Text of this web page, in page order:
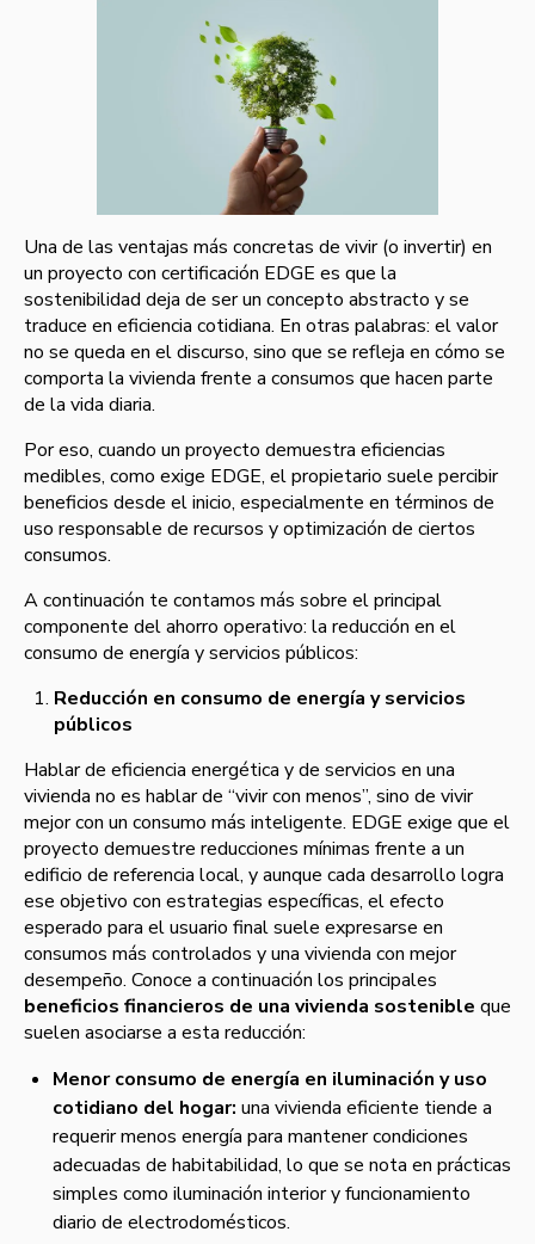
Una de las ventajas más concretas de vivir (o invertir) en
un proyecto con certificación EDGE es que la
sostenibilidad deja de ser un concepto abstracto y se
traduce en eficiencia cotidiana. En otras palabras: el valor
no se queda en el discurso, sino que se refleja en cómo se
comporta la vivienda frente a consumos que hacen parte
de la vida diaria.
Por eso, cuando un proyecto demuestra eficiencias
medibles, como exige EDGE, el propietario suele percibir
beneficios desde el inicio, especialmente en términos de
uso responsable de recursos y optimización de ciertos
consumos.
A continuación te contamos más sobre el principal
componente del ahorro operativo: la reducción en el
consumo de energía y servicios públicos:
Reducción en consumo de energía y servicios
públicos
Hablar de eficiencia energética y de servicios en una
vivienda no es hablar de “vivir con menos”, sino de vivir
mejor con un consumo más inteligente. EDGE exige que el
proyecto demuestre reducciones mínimas frente a un
edificio de referencia local, y aunque cada desarrollo logra
ese objetivo con estrategias específicas, el efecto
esperado para el usuario final suele expresarse en
consumos más controlados y una vivienda con mejor
desempeño. Conoce a continuación los principales
beneficios financieros de una vivienda sostenible que
suelen asociarse a esta reducción:
Menor consumo de energía en iluminación y uso
cotidiano del hogar: una vivienda eficiente tiende a
requerir menos energía para mantener condiciones
adecuadas de habitabilidad, lo que se nota en prácticas
simples como iluminación interior y funcionamiento
diario de electrodomésticos.